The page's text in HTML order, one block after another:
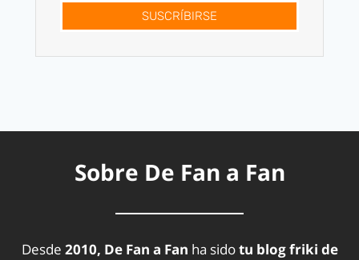
SUSCRÍBIRSE
Sobre De Fan a Fan
Desde 2010, De Fan a Fan ha sidotu blog friki de